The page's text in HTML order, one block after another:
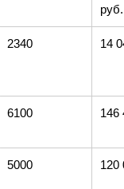
руб.
2340 14
6100 146
5000 120